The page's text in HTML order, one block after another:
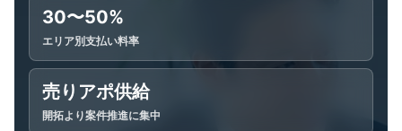
30〜50%
エリア別支払い料率
売りアポ供給
開拓より案件推進に集中